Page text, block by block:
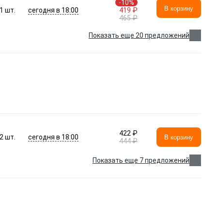
шт. сегодня в 18:00
-10%
419 ₽
465 ₽
В корзину
Показать еще 20 предложений
шт. сегодня в 18:00
422 ₽
444 ₽
В корзину
Показать еще 7 предложений